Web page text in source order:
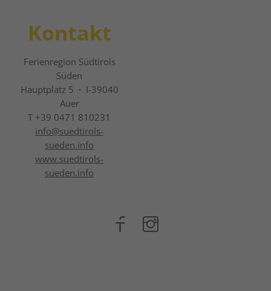
Kontakt
Ferienregion Südtirols
Süden
Hauptplatz 5 · I-39040
Auer
T +39 0471 810231
info@suedtirols-
sueden.info
www.suedtirols-
sueden.info